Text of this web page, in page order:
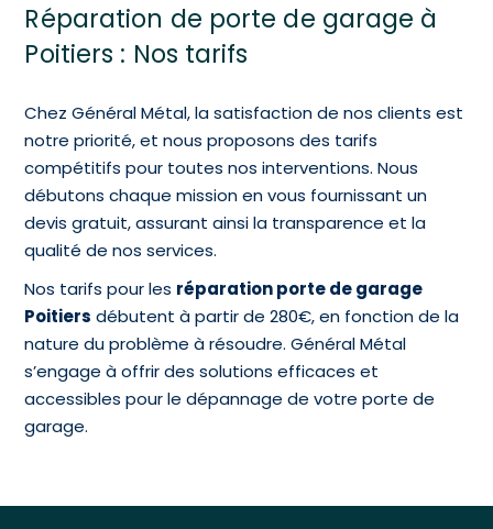
Réparation de porte de garage à
Poitiers : Nos tarifs
Chez Général Métal, la satisfaction de nos clients est
notre priorité, et nous proposons des tarifs
compétitifs pour toutes nos interventions. Nous
débutons chaque mission en vous fournissant un
devis gratuit, assurant ainsi la transparence et la
qualité de nos services.
Nos tarifs pour les réparation porte de garage
Poitiers débutent à partir de 280€, en fonction de la
nature du problème à résoudre. Général Métal
s’engage à offrir des solutions efficaces et
accessibles pour le dépannage de votre porte de
garage.